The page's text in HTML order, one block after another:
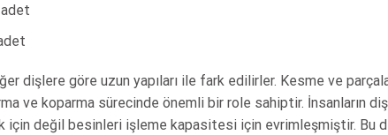
dişlere göre uzun yapıları ile fark edilirler. Kesme ve
ve koparma sürecinde önemli bir role sahiptir. İnsanların
için değil besinleri işleme kapasitesi için evrimleşmiştir. Bu